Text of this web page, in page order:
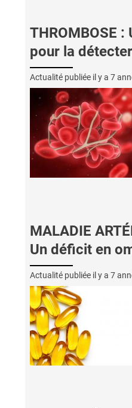
THROMBOSE
pour la
Actualité publiée il y a 7
MALADIE
Un déficit en
Actualité publiée il y a 7